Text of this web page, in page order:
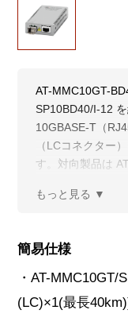
AT-MMC10GT-
SP10BD40/I-12
10GBASE-T（
（LCコネクター
す。対向製品は
簡易仕様
・AT-MMC10GT/
(LC)×1(最長